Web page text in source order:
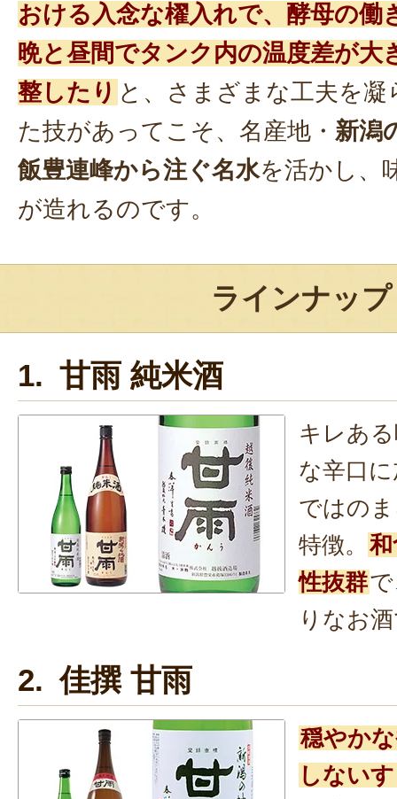
おける入念な櫂入れで、酵母の働
晩と昼間でタンク内の温度差が大
整したり と、さまざまな工夫を
た技があってこそ、名産地・ 新潟
飯豊連峰から注ぐ名水を活かし、
が造れるのです。
ラインナップ
1. 甘雨 純米酒
キレあ
な辛口
ではの
特徴。
性抜群
りなお
2. 佳撰 甘雨
穏やか
しない